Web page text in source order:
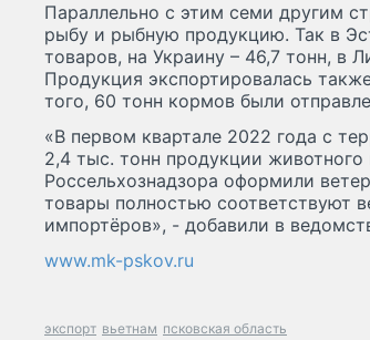
Параллельно с этим семи другим
рыбу и рыбную продукцию. Так в
товаров, на Украину – 46,7 тонн, в
Продукция экспортировалась
того, 60 тонн кормов были
«В первом квартале 2022 года с
2,4 тыс. тонн продукции
Россельхознадзора оформили
товары полностью соответствуют
импортёров», - добавили в
www.mk-pskov.ru
экспорт вьетнам псковская область